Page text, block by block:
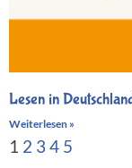
Lesen in
Weiterlesen »
1 2 34 5